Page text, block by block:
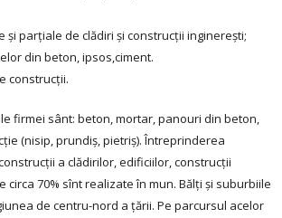
şi parţiale de clădiri şi construcţii inginereşti;
din beton, ipsos,ciment.
construcţii.
firmei sânt: beton, mortar, panouri din beton,
(nisip, prundiş, pietriş). Întreprinderea
a clădirilor, edificiilor, construcţii
circa 70% sînt realizate în mun. Bălţi şi suburbiile
de centru-nord a ţării. Pe parcursul acelor